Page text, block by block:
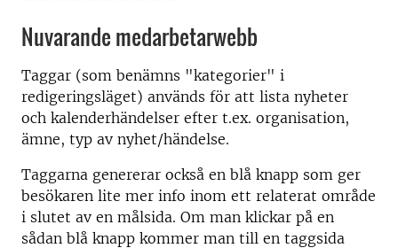
Nuvarande medarbetarwebb
Taggar (som benämns "kategorier" i
redigeringsläget) används för att lista nyheter
och kalenderhändelser efter t.ex. organisation,
ämne, typ av nyhet/händelse.
Taggarna genererar också en blå knapp som ger
besökaren lite mer info inom ett relaterat område
i slutet av en målsida. Om man klickar på en
sådan blå knapp kommer man till en taggsida